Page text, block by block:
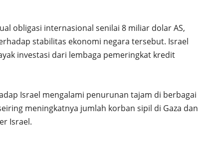
obligasi internasional senilai 8 miliar dolar AS,
stabilitas ekonomi negara tersebut. Israel
investasi dari lembaga pemeringkat kredit
Israel mengalami penurunan tajam di berbagai
meningkatnya jumlah korban sipil di Gaza dan
Israel.